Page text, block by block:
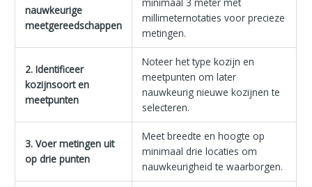
nauwkeurige
meetgereedschappen
millimeternotaties voor precieze
metingen.
2. Identificeer
kozijnsoort en
meetpunten
Noteer het type kozijn en
meetpunten om later
nauwkeurig nieuwe kozijnen te
selecteren.
3. Voer metingen uit
op drie punten
Meet breedte en hoogte op
minimaal drie locaties om
nauwkeurigheid te waarborgen.